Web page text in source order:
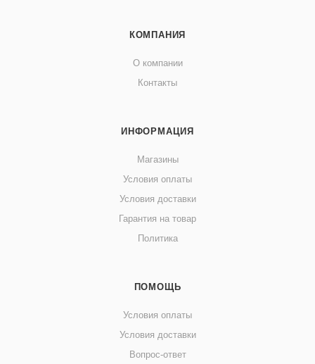
КОМПАНИЯ
О компании
Контакты
ИНФОРМАЦИЯ
Магазины
Условия оплаты
Условия доставки
Гарантия на товар
Политика
ПОМОЩЬ
Условия оплаты
Условия доставки
Вопрос-ответ